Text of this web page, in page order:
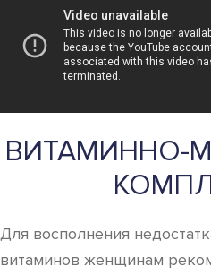
ВИТАМИННО-
Для восполнения
витаминов женщинам